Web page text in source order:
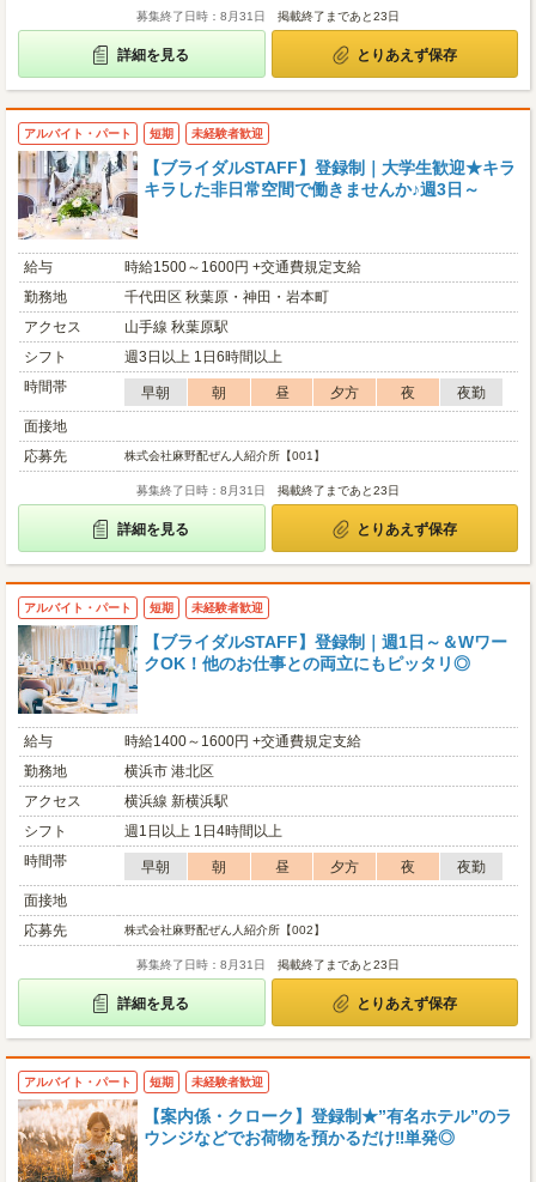
募集終了日時：8月31日 掲載終了まであと23日
詳細を見る とりあえず保存
アルバイト・パート 短期 未経験者歓迎
【ブライダルSTAFF】登録制｜大学生歓迎★キラ
キラした非日常空間で働きませんか♪週3日～
給与
時給1500～1600円 +交通費規定支給
勤務地
千代田区 秋葉原・神田・岩本町
アクセス
山手線 秋葉原駅
シフト
週3日以上 1日6時間以上
時間帯
早朝 朝 昼 夕方 夜
夜勤
面接地
応募先
株式会社麻野配ぜん人紹介所【001】
募集終了日時：8月31日 掲載終了まであと23日
詳細を見る とりあえず保存
アルバイト・パート 短期 未経験者歓迎
【ブライダルSTAFF】登録制｜週1日～＆Wワー
クOK！他のお仕事との両立にもピッタリ◎
給与
時給1400～1600円 +交通費規定支給
勤務地
横浜市 港北区
アクセス
横浜線 新横浜駅
シフト
週1日以上 1日4時間以上
時間帯
早朝 朝 昼 夕方 夜
夜勤
面接地
応募先
株式会社麻野配ぜん人紹介所【002】
募集終了日時：8月31日 掲載終了まであと23日
詳細を見る とりあえず保存
アルバイト・パート 短期 未経験者歓迎
【案内係・クローク】登録制★”有名ホテル”のラ
ウンジなどでお荷物を預かるだけ‼単発◎